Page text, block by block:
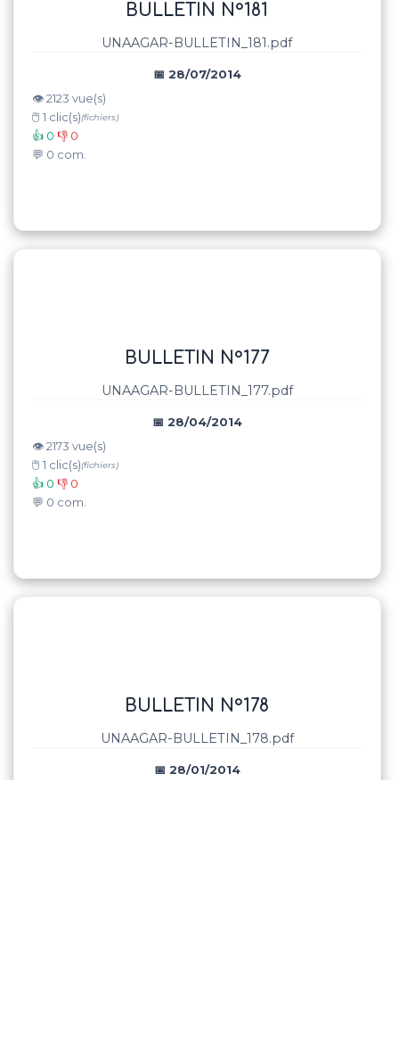
BULLETIN N°181
UNAAGAR-BULLETIN_181.pdf
📅 28/07/2014
👁️ 2123 vue(s)
🖱️ 1 clic(s)(fichiers)
👍 0 👎 0
💬 0 com.
BULLETIN N°177
UNAAGAR-BULLETIN_177.pdf
📅 28/04/2014
👁️ 2173 vue(s)
🖱️ 1 clic(s)(fichiers)
👍 0 👎 0
💬 0 com.
BULLETIN N°178
UNAAGAR-BULLETIN_178.pdf
📅 28/01/2014